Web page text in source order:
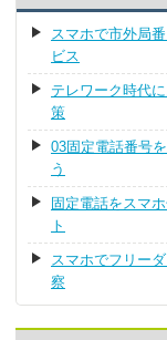
スマホで市外局
ビス
テレワーク時代
策
03固定電話番号
う
固定電話をスマ
ト
スマホでフリー
察